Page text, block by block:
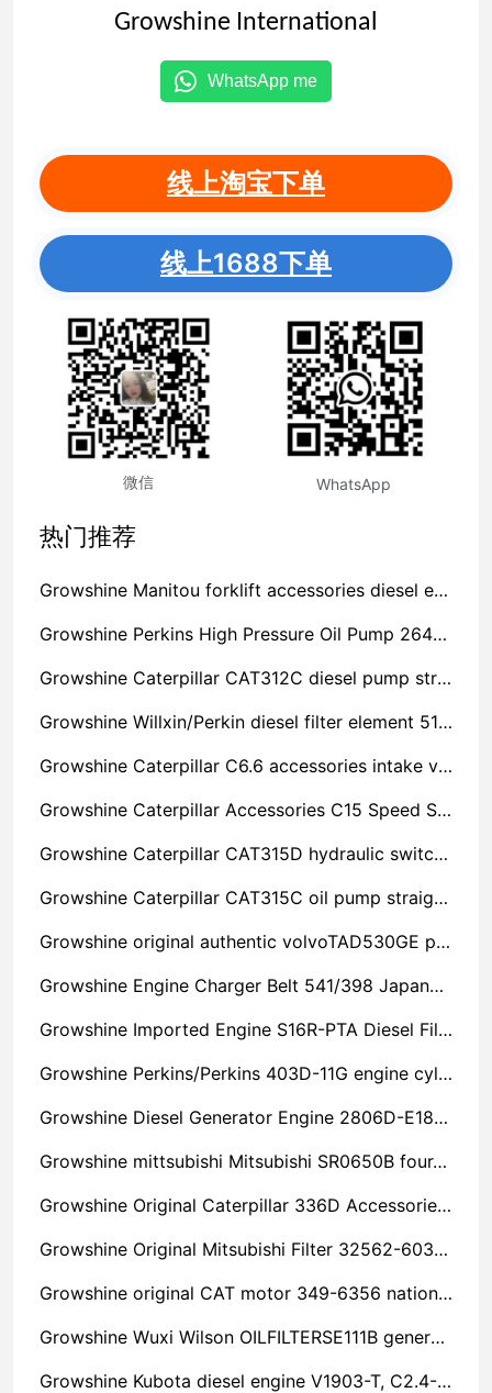
Growshine International
WhatsApp me
线上淘宝下单
线上1688下单
微信 WhatsApp
热门推荐
Growshine Manitou forklift accessories diesel engine repair valve spring 198216700Manitou phone
Growshine Perkins High Pressure Oil Pump 2643B315P Agent Sales
Growshine Caterpillar CAT312C diesel pump straight shipped in Hubei
Growshine Willxin/Perkin diesel filter element 5172762 one piece Shaanxi
Growshine Caterpillar C6.6 accessories intake valve seat 3314A261 Caterpillar excavator maintenance
Growshine Caterpillar Accessories C15 Speed Sensor 1918303 Three-cylinder/four-cylinder/six-cylinder machine parts
Growshine Caterpillar CAT315D hydraulic switch direct launch Beijing
Growshine Caterpillar CAT315C oil pump straight out of Hebei
Growshine original authentic volvoTAD530GE piston assembly with ring Volvo engine accessories Technical specification consultation
Growshine Engine Charger Belt 541/398 Japanese Mitsubishi Generator Assembly Accessories
Growshine Imported Engine S16R-PTA Diesel Filter Intake Valve Seat
Growshine Perkins/Perkins 403D-11G engine cylinder gasket agent Linyi
Growshine Diesel Generator Engine 2806D-E18TTA Power Maintenance Parts Quzhou Kaihua
Growshine mittsubishi Mitsubishi SR0650B four-cylinder six-cylinder engine parts service provider
Growshine Original Caterpillar 336D Accessories CAT Large Tile Crankshaft 151-2939 Sales
Growshine Original Mitsubishi Filter 32562-60300, 32562-70300 Sales Phone
Growshine original CAT motor 349-6356 nationwide Jiangxi
Growshine Wuxi Wilson OILFILTERSE111B generator set diesel engine agent
Growshine Kubota diesel engine V1903-T, C2.4-DI-T cylinder head sales